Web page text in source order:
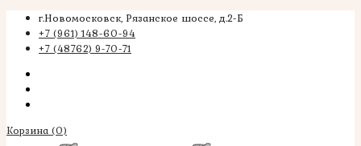
г.Новомосковск, Рязанское шоссе, д.2-Б
+7 (961) 148-60-94
+7 (48762) 9-70-71
Корзина (0)